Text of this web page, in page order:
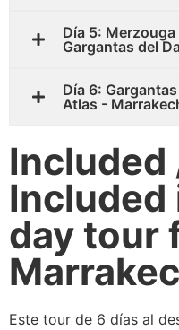
Día 5:
Gargantas del
Día 6:
Atlas -
Included
Included
day tour
Este tour de 6 días al